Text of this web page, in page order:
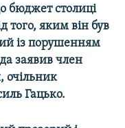
бюджет столиці
того, яким він був
із порушенням
заявив член
очільник
Гацько.